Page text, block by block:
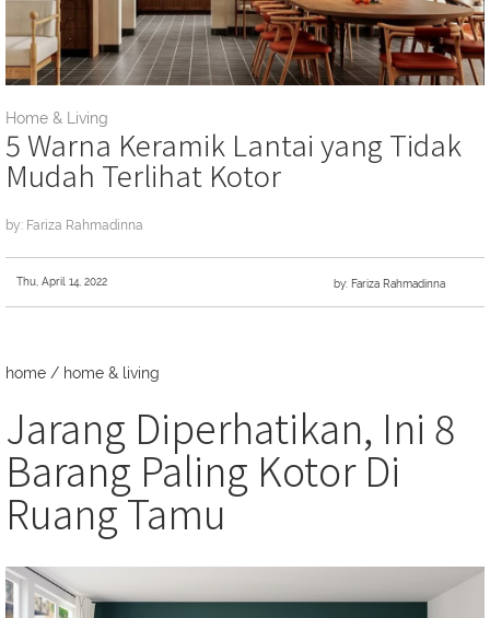
Home & Living
5 Warna Keramik Lantai yang Tidak
Mudah Terlihat Kotor
by: Fariza Rahmadinna
Thu, April 14, 2022 by: Fariza Rahmadinna
home / home & living
Jarang Diperhatikan, Ini 8
Barang Paling Kotor Di
Ruang Tamu